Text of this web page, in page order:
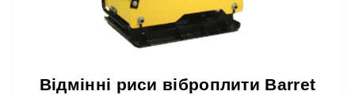
Відмінні риси віброплити Barret